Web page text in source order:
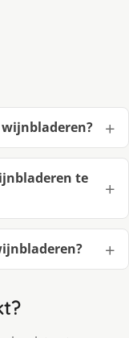
wijnbladeren?
te